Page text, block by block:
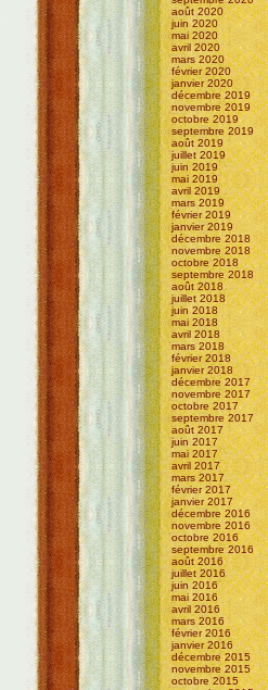
août 2020
juin 2020
mai 2020
avril 2020
mars 2020
février 2020
janvier 2020
décembre 2019
novembre 2019
octobre 2019
septembre 2019
août 2019
juillet 2019
juin 2019
mai 2019
avril 2019
mars 2019
février 2019
janvier 2019
décembre 2018
novembre 2018
octobre 2018
septembre 2018
août 2018
juillet 2018
juin 2018
mai 2018
avril 2018
mars 2018
février 2018
janvier 2018
décembre 2017
novembre 2017
octobre 2017
septembre 2017
août 2017
juin 2017
mai 2017
avril 2017
mars 2017
février 2017
janvier 2017
décembre 2016
novembre 2016
octobre 2016
septembre 2016
août 2016
juillet 2016
juin 2016
mai 2016
avril 2016
mars 2016
février 2016
janvier 2016
décembre 2015
novembre 2015
octobre 2015